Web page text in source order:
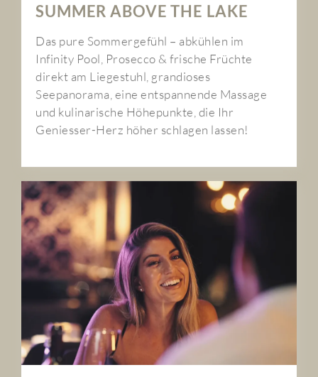
SUMMER ABOVE THE LAKE
Das pure Sommergefühl – abkühlen im
Infinity Pool, Prosecco & frische Früchte
direkt am Liegestuhl, grandioses
Seepanorama, eine entspannende Massage
und kulinarische Höhepunkte, die Ihr
Geniesser-Herz höher schlagen lassen!